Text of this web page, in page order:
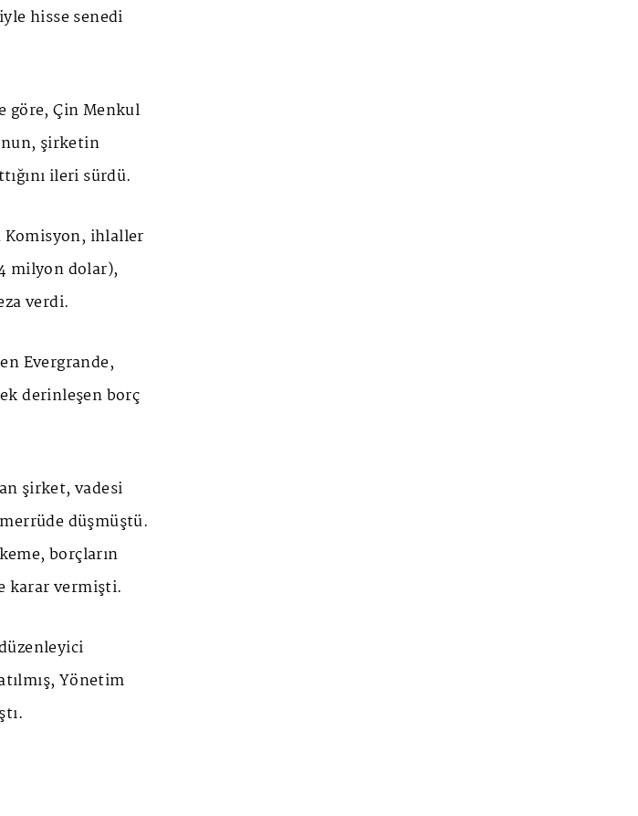
hisse senedi
göre, Çin Menkul
şirketin
ileri sürdü.
Komisyon, ihlaller
milyon dolar),
verdi.
Evergrande,
derinleşen borç
şirket, vadesi
düşmüştü.
borçların
karar vermişti.
Yönetim